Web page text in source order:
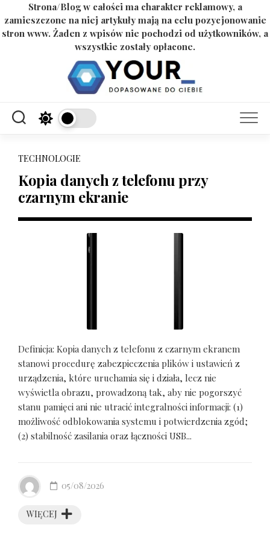
Strona/Blog w całości ma charakter reklamowy, a
zamieszczone na niej artykuły mają na celu pozycjonowanie
stron www. Żaden z wpisów nie pochodzi od użytkowników, a
wszystkie zostały opłacone.
TECHNOLOGIE
Kopia danych z telefonu przy
czarnym ekranie
Definicja: Kopia danych z telefonu z czarnym ekranem
stanowi procedurę zabezpieczenia plików i ustawień z
urządzenia, które uruchamia się i działa, lecz nie
wyświetla obrazu, prowadzoną tak, aby nie pogorszyć
stanu pamięci ani nie utracić integralności informacji: (1)
możliwość odblokowania systemu i potwierdzenia zgód;
(2) stabilność zasilania oraz łączności USB...
WIĘCEJ
05/08/2026